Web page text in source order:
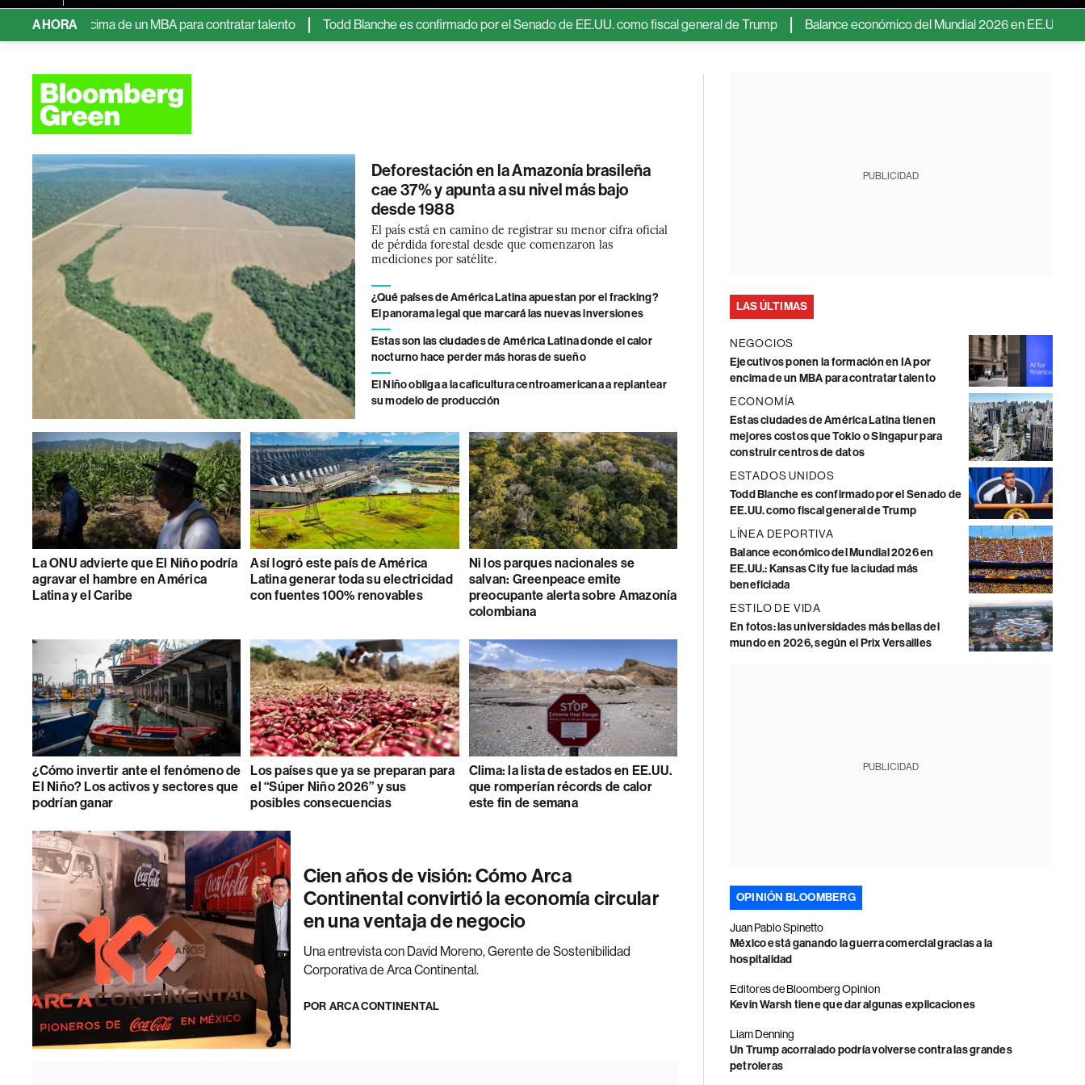
AHORA
de un MBA para contratar talento Todd Blanche es confirmado por el Senado de EE.UU. como fiscal general de Trump Balance económico del Mundial 2026 en EE.UU.: Kansas City fue
Deforestación en la Amazonía brasileña
cae 37% y apunta a su nivel más bajo
desde 1988
El país está en camino de registrar su menor cifra oficial
de pérdida forestal desde que comenzaron las
mediciones por satélite.
¿Qué países de América Latina apuestan por el fracking?
El panorama legal que marcará las nuevas inversiones
Estas son las ciudades de América Latina donde el calor
nocturno hace perder más horas de sueño
El Niño obliga a la caficultura centroamericana a replantear
su modelo de producción
La ONU advierte que El Niño podría
agravar el hambre en América
Latina y el Caribe
Así logró este país de América
Latina generar toda su electricidad
con fuentes 100% renovables
Ni los parques nacionales se
salvan: Greenpeace emite
preocupante alerta sobre Amazonía
colombiana
¿Cómo invertir ante el fenómeno de
El Niño? Los activos y sectores que
podrían ganar
Los países que ya se preparan para
el “Súper Niño 2026” y sus
posibles consecuencias
Clima: la lista de estados en EE.UU.
que romperían récords de calor
este fin de semana
Cien años de visión: Cómo Arca
Continental convirtió la economía circular
en una ventaja de negocio
Una entrevista con David Moreno, Gerente de Sostenibilidad
Corporativa de Arca Continental.
POR ARCA CONTINENTAL
PUBLICIDAD
LAS ÚLTIMAS
NEGOCIOS
Ejecutivos ponen la formación en IA por
encima de un MBA para contratar talento
ECONOMÍA
Estas ciudades de América Latina tienen
mejores costos que Tokio o Singapur para
construir centros de datos
ESTADOS UNIDOS
Todd Blanche es confirmado por el Senado de
EE.UU. como fiscal general de Trump
LÍNEA DEPORTIVA
Balance económico del Mundial 2026 en
EE.UU.: Kansas City fue la ciudad más
beneficiada
ESTILO DE VIDA
En fotos: las universidades más bellas del
mundo en 2026, según el Prix Versailles
PUBLICIDAD
OPINIÓN BLOOMBERG
Juan Pablo Spinetto
México está ganando la guerra comercial gracias a la
hospitalidad
Editores de Bloomberg Opinion
Kevin Warsh tiene que dar algunas explicaciones
Liam Denning
Un Trump acorralado podría volverse contra las grandes
petroleras